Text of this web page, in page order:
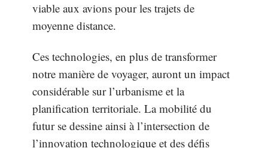
viable aux avions pour les trajets de
moyenne distance.
Ces technologies, en plus de transformer
notre manière de voyager, auront un impact
considérable sur l’urbanisme et la
planification territoriale. La mobilité du
futur se dessine ainsi à l’intersection de
l’innovation technologique et des défis